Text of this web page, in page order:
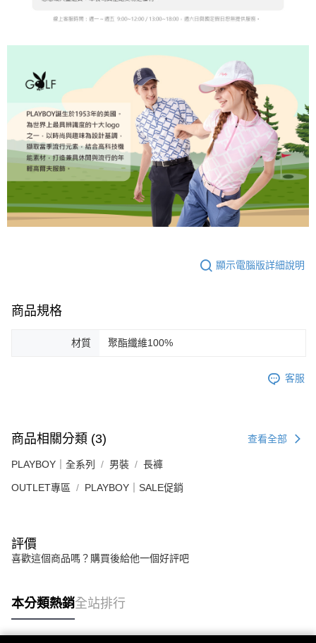
顯示電腦版詳細說明
商品規格
材質 聚酯纖維100%
客服
商品相關分類 (3) 查看全部
PLAYBOY｜全系列 男裝 長褲
OUTLET專區 PLAYBOY｜SALE促銷
評價
喜歡這個商品嗎？購買後給他一個好評吧
本分類熱銷全站排行